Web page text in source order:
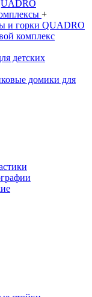
+
и горки QUADRO
комплекс
детских
домики для